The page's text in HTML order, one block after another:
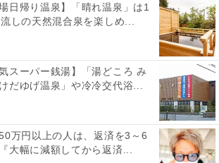
日帰り温泉】「晴れ温泉」は1
しの天然混合泉を楽しめ...
スーパー銭湯】「湯どころ み
だゆげ温泉」や冷冷交代浴...
万円以上の人は、返済を3～6
大幅に減額してから返済...